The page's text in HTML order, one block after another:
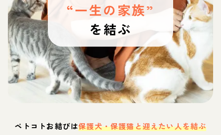
“一生の家族”
を結ぶ
ペトコトお結びは保護犬・保護猫と迎えたい人を結ぶ